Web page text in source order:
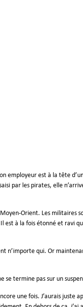
employeur est à la tête
par les pirates, elle
Orient. Les militaires
est à la fois étonné et ravi
n’importe qui. Or
se termine pas sur un
une fois. J’aurais juste